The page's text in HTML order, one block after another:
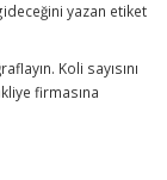
yazan etiket
Koli sayısını
firmasına